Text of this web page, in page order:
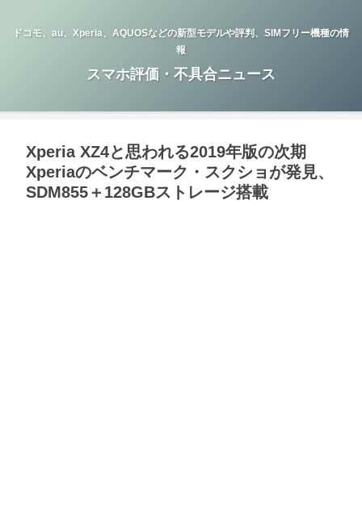
ドコモ、au、Xperia、AQUOSなどの新型モデルや評判、SIMフリー機種の情
報
スマホ評価・不具合ニュース
Xperia XZ4と思われる2019年版の次期
Xperiaのベンチマーク・スクショが発見、
SDM855＋128GBストレージ搭載